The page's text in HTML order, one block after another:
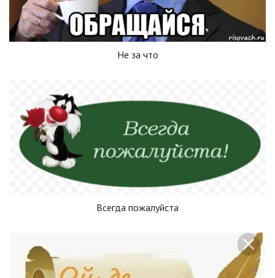
Не за что
Всегда пожалуйста